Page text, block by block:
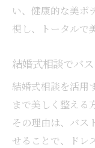
い、健康的な美ボ
視し、トータルで
結婚式相談でバ
結婚式相談を活用
まで美しく整える
その理由は、バス
せることで、ドレ